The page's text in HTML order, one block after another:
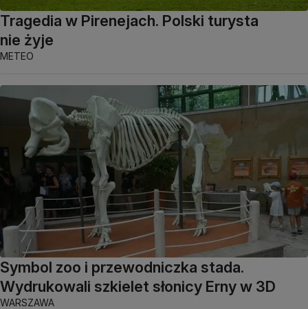
Tragedia w Pirenejach. Polski turysta
nie żyje
METEO
Symbol zoo i przewodniczka stada.
Wydrukowali szkielet słonicy Erny w 3D
WARSZAWA